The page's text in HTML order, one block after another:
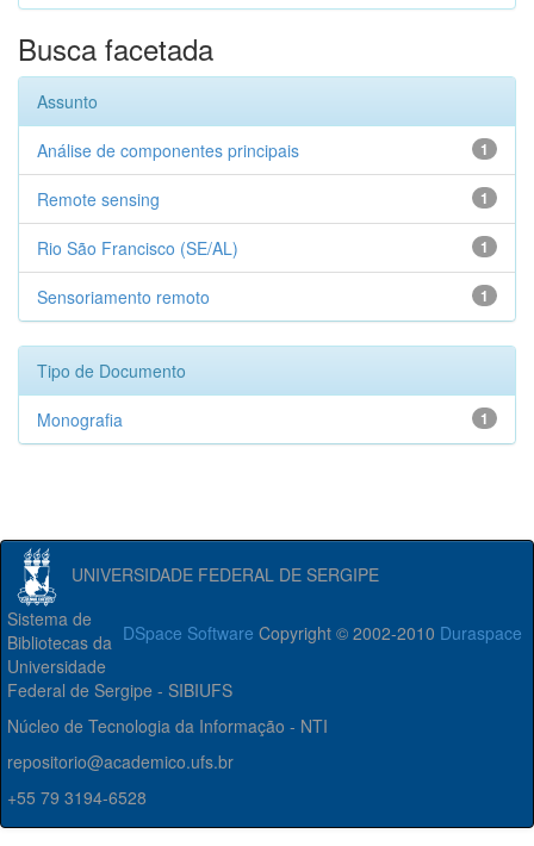
Busca facetada
Assunto
1
Análise de componentes principais
1
Remote sensing
1
Rio São Francisco (SE/AL)
1
Sensoriamento remoto
Tipo de Documento
1
Monografia
UNIVERSIDADE FEDERAL DE SERGIPE
DSpace Software Copyright © 2002-2010 Duraspace
Sistema de
Bibliotecas da
Universidade
Federal de Sergipe - SIBIUFS
Núcleo de Tecnologia da Informação - NTI
repositorio@academico.ufs.br
+55 79 3194-6528